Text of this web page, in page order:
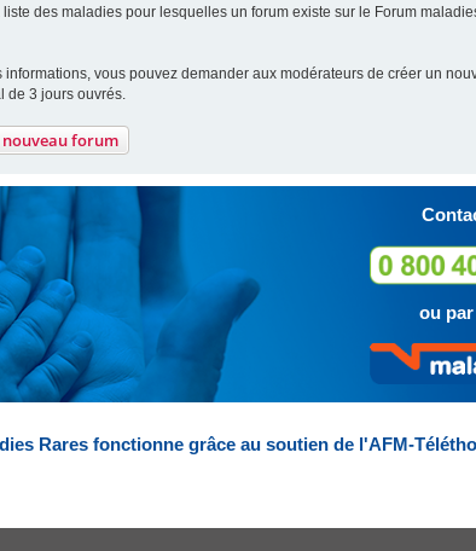
des maladies pour lesquelles un forum existe sur le Forum
vous pouvez demander aux modérateurs de créer un
de 3 jours ouvrés.
forum
ou par
Rares fonctionne grâce au soutien de l'AFM-